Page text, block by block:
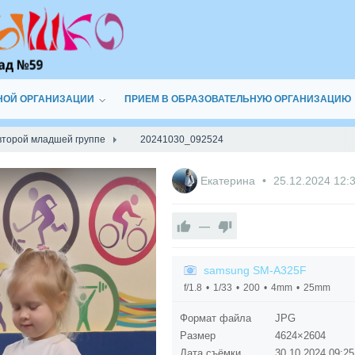
ОРГАНИЗАЦИИ ПРИЕМ В ОБРАЗОВАТЕЛЬНУЮ ОРГАНИЗАЦИЮ
младшей группе 20241030_092524
Екатерина 25.12.2024
—
samsung SM-A325F
f/1.8 1/33 200 4mm 25mm
Формат файла
JPG
Размер
4624×2604